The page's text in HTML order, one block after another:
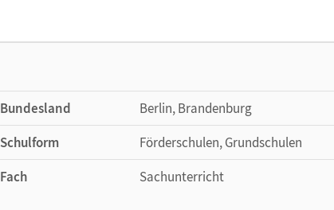
Bundesland
Berlin, Brandenburg
Schulform
Förderschulen, Grundschulen
Fach
Sachunterricht